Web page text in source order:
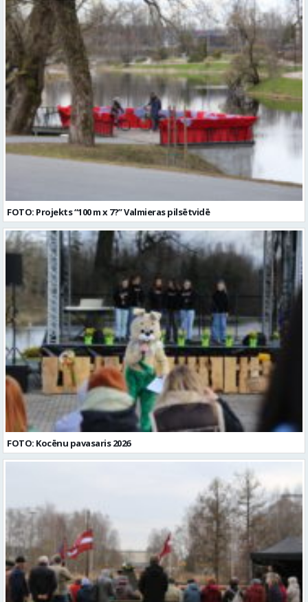
FOTO: Projekts “100 m x 7?” Valmieras pilsētvidē
FOTO: Kocēnu pavasaris 2026